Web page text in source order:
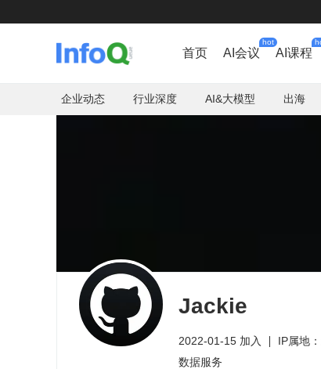
首页 AI会议
hot
AI课程
企业动态 行业深度 AI&大模型 出海
Jackie
2022-01-15 加入
IP属地
数据服务